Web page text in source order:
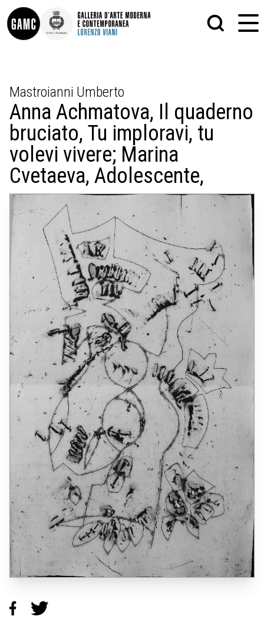
INFO
CONTATTI
DIDATTICA
SHOP
LE COLLEZIONI
GLI AUTORI
LORENZO VIANI
MOSTRE
EVENTI
PALAZZO DELLE MUSE
SCULTURA
STAMPA
ALTRO
MATRICI XILOGRAFICHE
FOTOGRAFIA
Mastroianni Umberto
Anna Achmatova, Il quaderno
bruciato, Tu imploravi, tu
volevi vivere; Marina
Cvetaeva, Adolescente,